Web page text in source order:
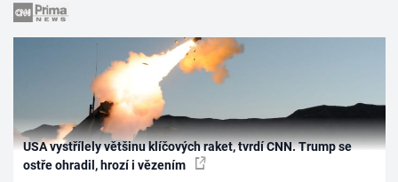
USA vystřílely většinu klíčových raket, tvrdí CNN. Trump se
ostře ohradil, hrozí i vězením